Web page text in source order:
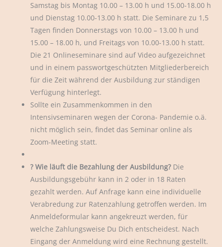
Samstag bis Montag 10.00 – 13.00 h und 15.00-18.00 h
und Dienstag 10.00-13.00 h statt. Die Seminare zu 1,5
Tagen finden Donnerstags von 10.00 – 13.00 h und
15.00 – 18.00 h, und Freitags von 10.00-13.00 h statt.
Die 21 Onlineseminare sind auf Video aufgezeichnet
und in einem passwortgeschützten Mitgliederbereich
für die Zeit während der Ausbildung zur ständigen
Verfügung hinterlegt.
Sollte ein Zusammenkommen in den
Intensivseminaren wegen der Corona- Pandemie o.ä.
nicht möglich sein, findet das Seminar online als
Zoom-Meeting statt.
? Wie läuft die Bezahlung der Ausbildung? Die
Ausbildungsgebühr kann in 2 oder in 18 Raten
gezahlt werden. Auf Anfrage kann eine individuelle
Verabredung zur Ratenzahlung getroffen werden. Im
Anmeldeformular kann angekreuzt werden, für
welche Zahlungsweise Du Dich entscheidest. Nach
Eingang der Anmeldung wird eine Rechnung gestellt.